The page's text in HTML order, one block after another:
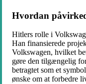
Hvordan
Hitlers rolle i
Han finansierede
Volkswagen, hvilket
gøre den tilgængelig
betragtet som et
ønske om at forbedre